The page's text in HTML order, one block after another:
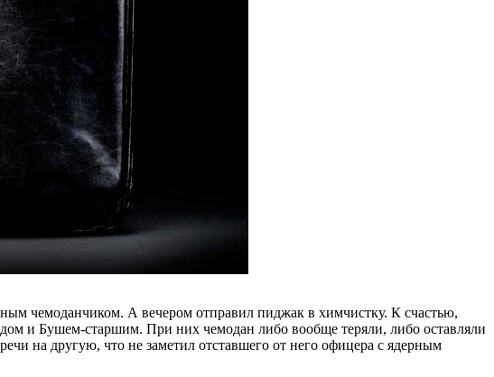
чемоданчиком. А вечером отправил пиджак в химчистку. К счастью,
и Бушем-старшим. При них чемодан либо вообще теряли, либо оставляли
на другую, что не заметил отставшего от него офицера с ядерным